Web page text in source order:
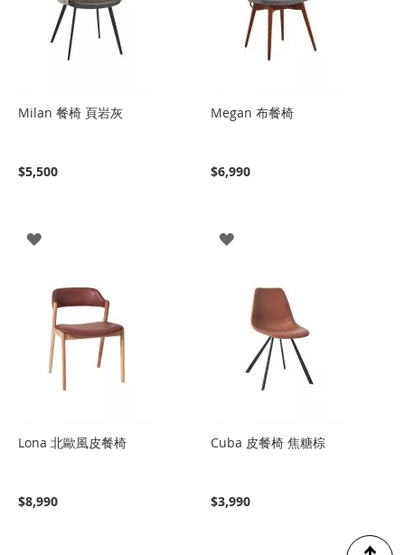
Milan 餐椅 頁岩灰
$5,500
登
Megan 布餐椅
$6,990
登
Lona 北歐風皮餐椅
$8,990
Cuba 皮餐椅 焦糖棕
$3,990